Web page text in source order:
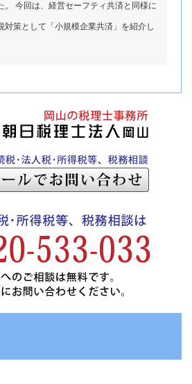
。 今回は、経営セーフティ共済と同様に
対策として「小規模企業共済」を紹介し